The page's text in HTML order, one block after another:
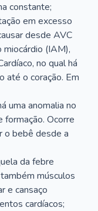
constante;
em excesso
desde AVC
(IAM),
no qual há
até o coração. Em
uma anomalia no
formação. Ocorre
o bebê desde a
da febre
músculos
e cansaço
cardíacos;